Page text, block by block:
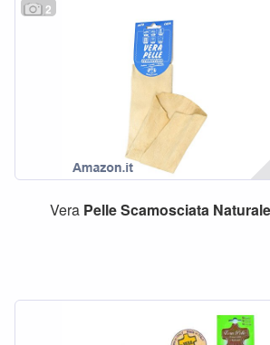
2
Vera PelleScamosciata Naturale